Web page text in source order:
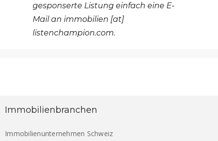
gesponserte Listung einfach eine E-
Mail an immobilien [at]
listenchampion.com.
Immobilienbranchen
Immobilienunternehmen Schweiz